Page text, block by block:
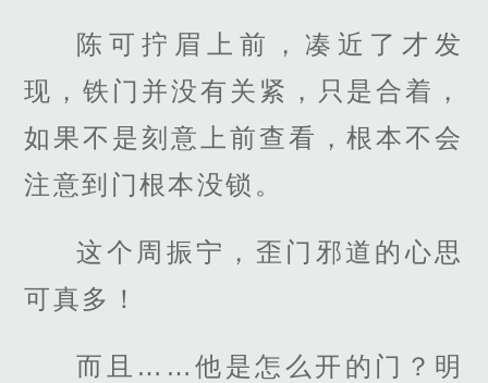
陈可拧眉上前，凑近了才发
现，铁门并没有关紧，只是合着，
如果不是刻意上前查看，根本不会
注意到门根本没锁。
这个周振宁，歪门邪道的心思
可真多！
而且……他是怎么开的门？明